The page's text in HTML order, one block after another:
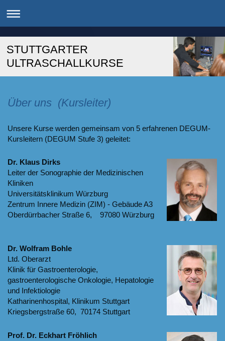
STUTTGARTER
ULTRASCHALLKURSE
Über uns (Kursleiter)
Unsere Kurse werden gemeinsam von 5 erfahrenen DEGUM-
Kursleitern (DEGUM Stufe 3) geleitet:
Dr. Klaus Dirks
Leiter der Sonographie der Medizinischen
Kliniken
Universitätsklinikum Würzburg
Zentrum Innere Medizin (ZIM) - Gebäude A3
Oberdürrbacher Straße 6, 97080 Würzburg
Dr. Wolfram Bohle
Ltd. Oberarzt
Klinik für Gastroenterologie,
gastroenterologische Onkologie, Hepatologie
und Infektiologie
Katharinenhospital, Klinikum Stuttgart
Kriegsbergstraße 60, 70174 Stuttgart
Prof. Dr. Eckhart Fröhlich